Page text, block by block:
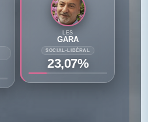
LES
GARA
SOCIAL-LIBÉRAL
23,07%